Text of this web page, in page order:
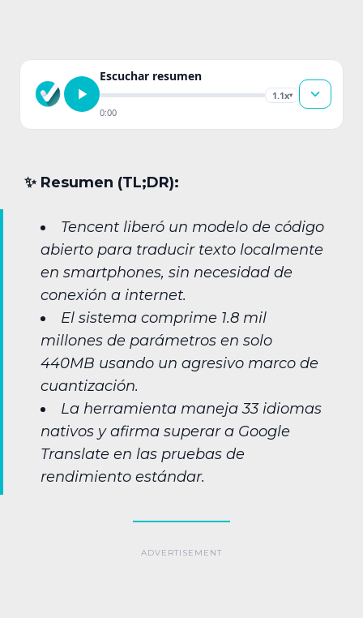
Escuchar resumen
1.1x▾
0:00
✨︎ Resumen (TL;DR):
Tencent liberó un modelo de código
abierto para traducir texto localmente
en smartphones, sin necesidad de
conexión a internet.
El sistema comprime 1.8 mil
millones de parámetros en solo
440MB usando un agresivo marco de
cuantización.
La herramienta maneja 33 idiomas
nativos y afirma superar a Google
Translate en las pruebas de
rendimiento estándar.